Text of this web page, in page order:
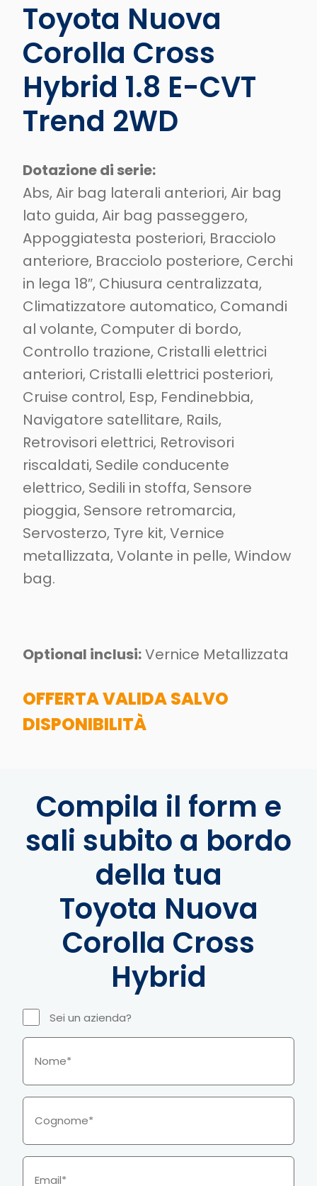
Toyota Nuova
Corolla Cross
Hybrid 1.8 E-CVT
Trend 2WD
Dotazione di serie:
Abs, Air bag laterali anteriori, Air bag
lato guida, Air bag passeggero,
Appoggiatesta posteriori, Bracciolo
anteriore, Bracciolo posteriore, Cerchi
in lega 18″, Chiusura centralizzata,
Climatizzatore automatico, Comandi
al volante, Computer di bordo,
Controllo trazione, Cristalli elettrici
anteriori, Cristalli elettrici posteriori,
Cruise control, Esp, Fendinebbia,
Navigatore satellitare, Rails,
Retrovisori elettrici, Retrovisori
riscaldati, Sedile conducente
elettrico, Sedili in stoffa, Sensore
pioggia, Sensore retromarcia,
Servosterzo, Tyre kit, Vernice
metallizzata, Volante in pelle, Window
bag.
Optional inclusi:Vernice Metallizzata
OFFERTA VALIDA SALVO
DISPONIBILITÀ
Compila il form e
sali subito a bordo
della tua
Toyota Nuova
Corolla Cross
Hybrid
Sei un azienda?